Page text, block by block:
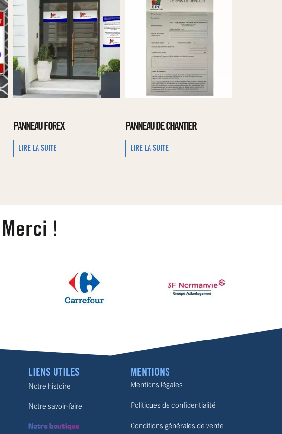
PANNEAU FOREX
LIRE LA SUITE
PANNEAU DE CHANTIER
LIRE LA SUITE
Merci !
LIENS UTILES
Notre histoire
Notre savoir-faire
Notre boutique
MENTIONS
Mentions légales
Politiques de confidentialité
Conditions générales de vente